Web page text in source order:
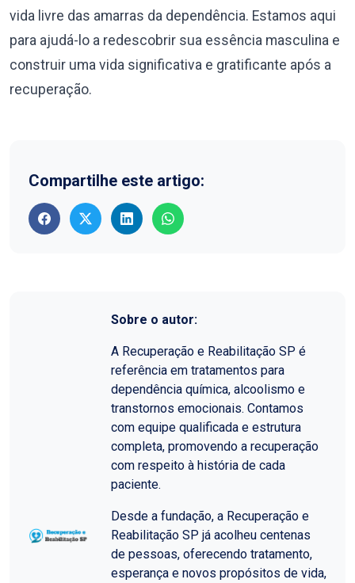
vida livre das amarras da dependência. Estamos aqui
para ajudá-lo a redescobrir sua essência masculina e
construir uma vida significativa e gratificante após a
recuperação.
Compartilhe este artigo:
Sobre o autor:
A Recuperação e Reabilitação SP é
referência em tratamentos para
dependência química, alcoolismo e
transtornos emocionais. Contamos
com equipe qualificada e estrutura
completa, promovendo a recuperação
com respeito à história de cada
paciente.
Desde a fundação, a Recuperação e
Reabilitação SP já acolheu centenas
de pessoas, oferecendo tratamento,
esperança e novos propósitos de vida,